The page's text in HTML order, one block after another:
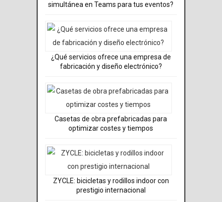
simultánea en Teams para tus eventos?
¿Qué servicios ofrece una empresa de
fabricación y diseño electrónico?
Casetas de obra prefabricadas para
optimizar costes y tiempos
ZYCLE: bicicletas y rodillos indoor con
prestigio internacional